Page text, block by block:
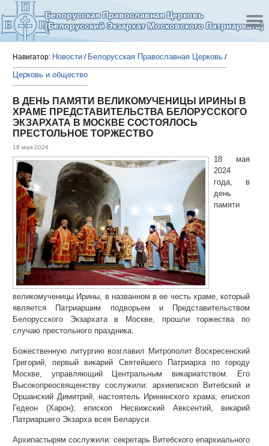
Белорусская Православная Церковь
(Белорусский Экзархат Московского Патриархата)
Навигатор: Новости / Белорусская Православная Церковь /
Церковь и общество
В ДЕНЬ ПАМЯТИ ВЕЛИКОМУЧЕНИЦЫ ИРИНЫ В
ХРАМЕ ПРЕДСТАВИТЕЛЬСТВА БЕЛОРУССКОГО
ЭКЗАРХАТА В МОСКВЕ СОСТОЯЛОСЬ
ПРЕСТОЛЬНОЕ ТОРЖЕСТВО
18 мая 2024
18 мая
2024
года, в
день
памяти
великомученицы Ирины, в названном в ее честь храме, который
является Патриаршим подворьем и Представительством
Белорусского Экзархата в Москве, прошли торжества по
случаю престольного праздника.
Божественную литургию возглавил Митрополит Воскресенский
Григорий, первый викарий Святейшего Патриарха по городу
Москве, управляющий Центральным викариатством. Его
Высокопреосвященству сослужили: архиепископ Витебский и
Оршанский Димитрий, настоятель Ирининского храма; епископ
Гедеон (Харон); епископ Несвижский Авксентий, викарий
Патриаршего Экзарха всея Беларуси.
Архипастырям сослужили: секретарь Витебского епархиального